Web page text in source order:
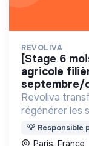
REVOLIVA
[stage 6 mois] chef·fe de projet transition
agricole
septembre/
Revoliva
régénérer les
permettre la
💡 Responsible
Paris, France